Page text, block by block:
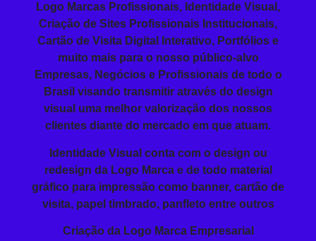
Logo Marcas Profissionais, Identidade Visual ,
Criação de Sites Profissionais Institucionais,
Cartão de Visita Digital Interativo, Portfólios e
muito mais para o nosso público-alvo
Empresas, Negócios e Profissionais de todo o
Brasil visando transmitir através do design
visual uma melhor valorização dos nossos
clientes diante do mercado em que atuam.
Identidade Visual conta com o design ou
redesign da Logo Marca e de todo material
gráfico para impressão como banner, cartão de
visita, papel timbrado, panfleto entre outros
Criação da Logo Marca Empresarial